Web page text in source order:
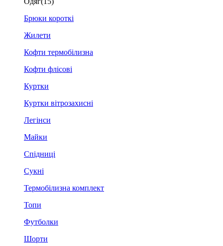
Брюки короткі
Жилети
Кофти термобілизна
Кофти флісові
Куртки
Куртки вітрозахисні
Легінси
Майки
Спідниці
Сукні
Термобілизна комплект
Топи
Футболки
Шорти